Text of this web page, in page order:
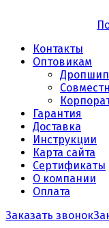
Контакты
Оптовикам
Гарантия
Доставка
Инструкции
Карта сайта
Сертификаты
О компании
Оплата
Заказать звонок